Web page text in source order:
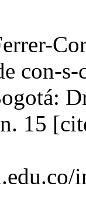
con-
15